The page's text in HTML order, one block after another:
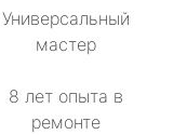
Универсальный
мастер
8 лет опыта в
ремонте